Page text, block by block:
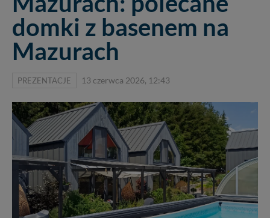
domki z basenem na
Mazurach
PREZENTACJE 13 czerwca 2026, 12:43